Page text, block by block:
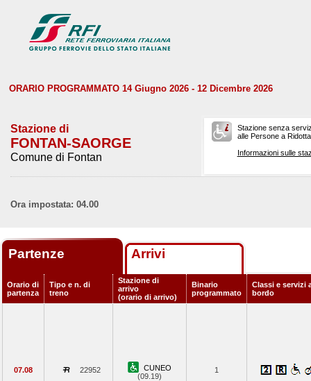
ORARIO PROGRAMMATO 14 Giugno 2026 - 12 Dicembre 2026
Stazione di
FONTAN-SAORGE
Comune di Fontan
Stazione senza
alle Persone a
Informazioni sulle
Ora impostata: 04.00
Partenze Arrivi
Orario di
partenza
Tipo e n. di
treno
Stazione di
arrivo
(orario di arrivo)
Binario
programmato
Classi e servizi
bordo
07.08 22952
CUNEO
(09.19)
1